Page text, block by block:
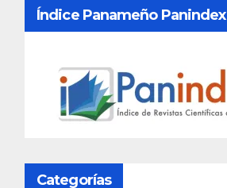
Índice Panameño Panindex
Categorías